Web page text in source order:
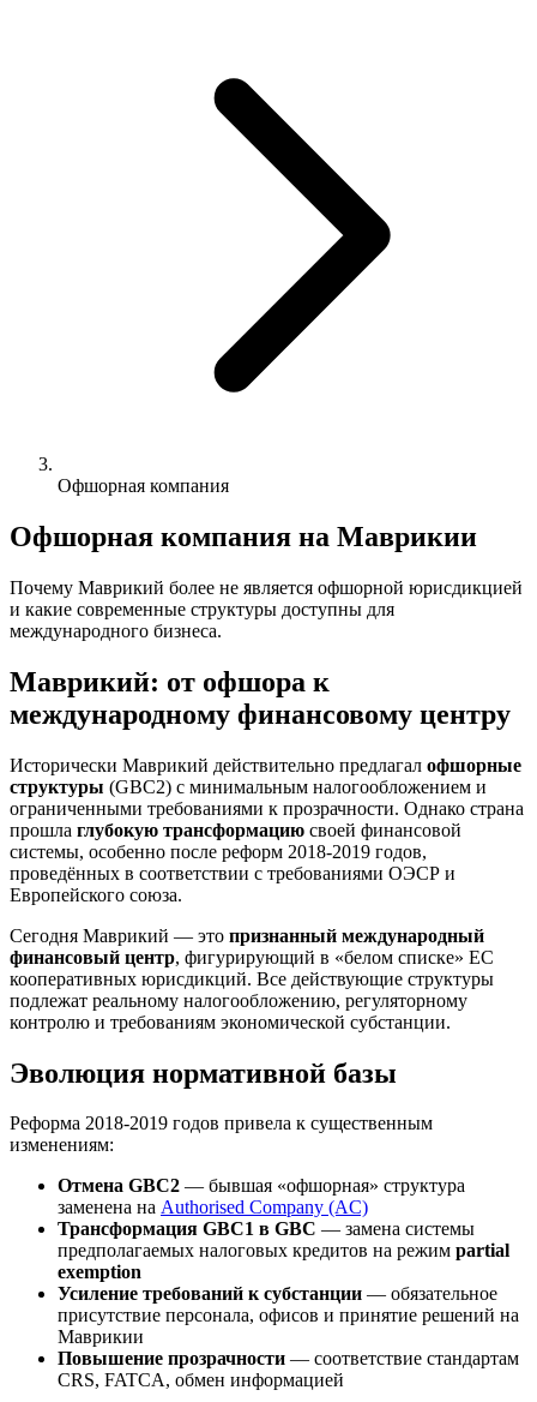
Офшорная компания
Офшорная компания на Маврикии
Почему Маврикий более не является офшорной юрисдикцией
и какие современные структуры доступны для
международного бизнеса.
Маврикий: от офшора к
международному финансовому центру
Исторически Маврикий действительно предлагал офшорные
структуры (GBC2) с минимальным налогообложением и
ограниченными требованиями к прозрачности. Однако страна
прошла глубокую трансформацию своей финансовой
системы, особенно после реформ 2018-2019 годов,
проведённых в соответствии с требованиями ОЭСР и
Европейского союза.
Сегодня Маврикий — это признанный международный
финансовый центр, фигурирующий в «белом списке» ЕС
кооперативных юрисдикций. Все действующие структуры
подлежат реальному налогообложению, регуляторному
контролю и требованиям экономической субстанции.
Эволюция нормативной базы
Реформа 2018-2019 годов привела к существенным
изменениям:
Отмена GBC2 — бывшая «офшорная» структура
заменена на Authorised Company (AC)
Трансформация GBC1 в GBC — замена системы
предполагаемых налоговых кредитов на режим partial
exemption
Усиление требований к субстанции — обязательное
присутствие персонала, офисов и принятие решений на
Маврикии
Повышение прозрачности — соответствие стандартам
CRS, FATCA, обмен информацией